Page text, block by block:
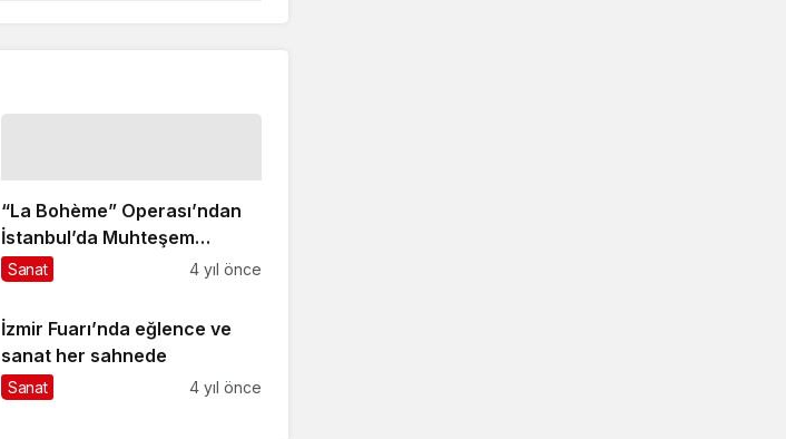
“La Bohème” Operası’ndan
İstanbul’da Muhteşem
Prömiyer…
Sanat 4 yıl önce
İzmir Fuarı’nda eğlence ve
sanat her sahnede
Sanat 4 yıl önce